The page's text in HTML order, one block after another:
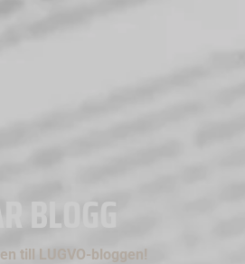
BLOGG
till LUGVO-bloggen!